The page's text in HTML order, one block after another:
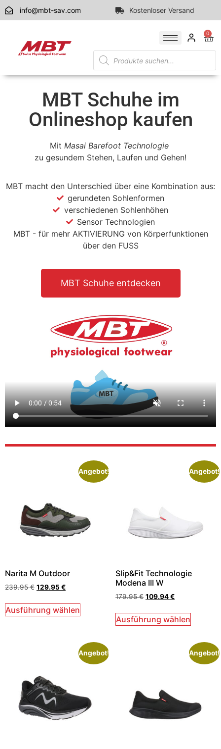
info@mbt-sav.com Kostenloser Versand
0
MBT Schuhe im
Onlineshop kaufen
Mit Masai Barefoot Technologie
zu gesundem Stehen, Laufen und Gehen!
MBT macht den Unterschied über eine Kombination aus:
gerundeten Sohlenformen
verschiedenen Sohlenhöhen
Sensor Technologien
MBT - für mehr AKTIVIERUNG von Körperfunktionen
über den FUSS
MBT Schuhe entdecken
Angebot!
Narita M Outdoor
239.95€ 129.95€
Ausführung wählen
Angebot!
Slip&Fit Technologie
Modena III W
179.95€ 109.94€
Ausführung wählen
Angebot! Angebot!